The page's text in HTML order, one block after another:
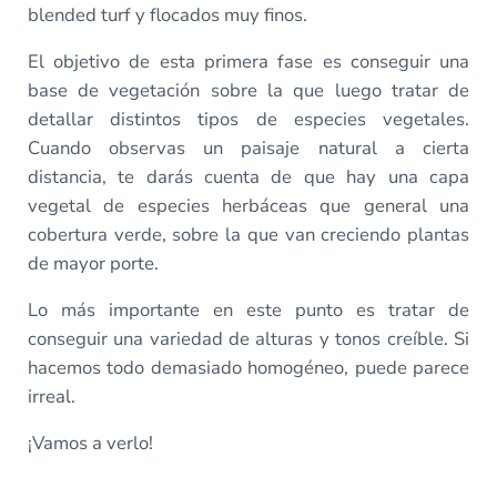
blended turf y flocados muy finos.
El objetivo de esta primera fase es conseguir una
base de vegetación sobre la que luego tratar de
detallar distintos tipos de especies vegetales.
Cuando observas un paisaje natural a cierta
distancia, te darás cuenta de que hay una capa
vegetal de especies herbáceas que general una
cobertura verde, sobre la que van creciendo plantas
de mayor porte.
Lo más importante en este punto es tratar de
conseguir una variedad de alturas y tonos creíble. Si
hacemos todo demasiado homogéneo, puede parece
irreal.
¡Vamos a verlo!